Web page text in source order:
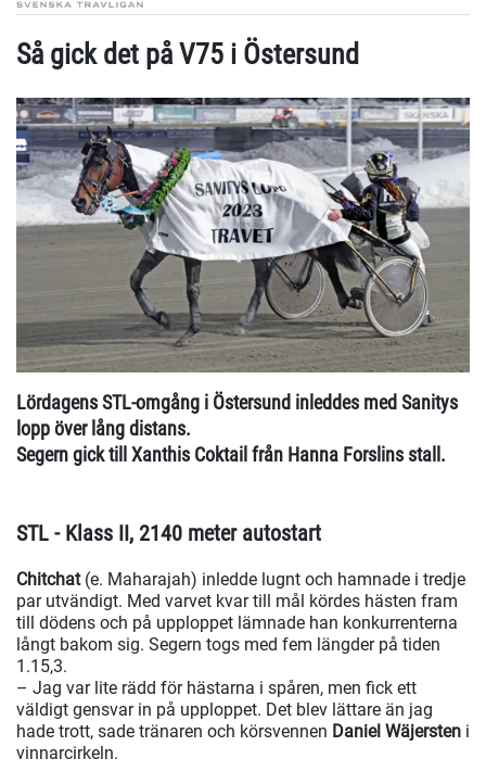
Så gick det på V75 i Östersund
Lördagens STL-omgång i Östersund inleddes med Sanitys
lopp över lång distans.
Segern gick till Xanthis Coktail från Hanna Forslins stall.
STL - Klass II, 2140 meter autostart
Chitchat(e. Maharajah) inledde lugnt och hamnade i tredje
par utvändigt. Med varvet kvar till mål kördes hästen fram
till dödens och på upploppet lämnade han konkurrenterna
långt bakom sig. Segern togs med fem längder på tiden
1.15,3.
– Jag var lite rädd för hästarna i spåren, men fick ett
väldigt gensvar in på upploppet. Det blev lättare än jag
hade trott, sade tränaren och körsvennen Daniel Wäjersten i
vinnarcirkeln.